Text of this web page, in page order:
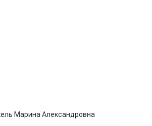
Марина Александровна